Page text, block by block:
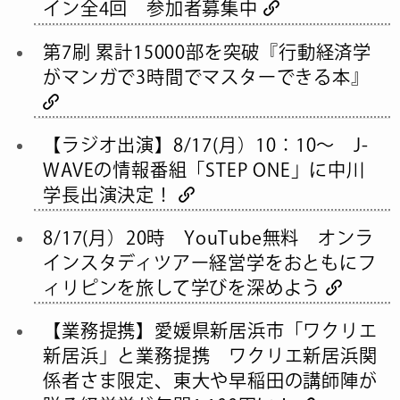
イン全4回 参加者募集中
第7刷 累計15000部を突破『行動経済学
がマンガで3時間でマスターできる本』
【ラジオ出演】8/17(月）10：10～ J-
WAVEの情報番組「STEP ONE」に中川
学長出演決定！
8/17(月）20時 YouTube無料 オンラ
インスタディツアー経営学をおともにフ
ィリピンを旅して学びを深めよう
【業務提携】愛媛県新居浜市「ワクリエ
新居浜」と業務提携 ワクリエ新居浜関
係者さま限定、東大や早稲田の講師陣が